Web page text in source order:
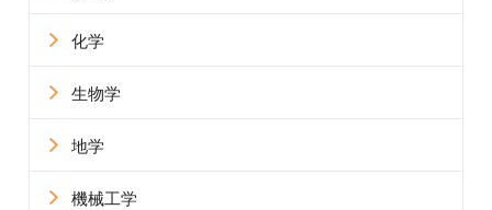
化学
生物学
地学
機械工学